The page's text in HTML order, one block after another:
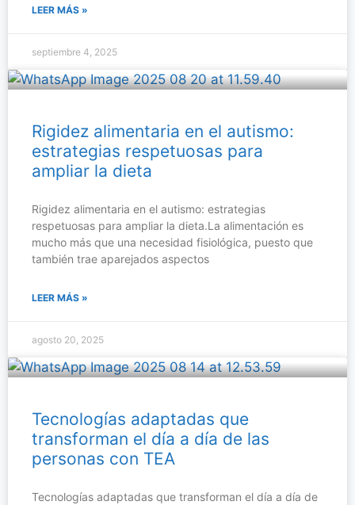
LEER MÁS »
septiembre 4, 2025
Rigidez alimentaria en el autismo:
estrategias respetuosas para
ampliar la dieta
Rigidez alimentaria en el autismo: estrategias
respetuosas para ampliar la dieta.La alimentación es
mucho más que una necesidad fisiológica, puesto que
también trae aparejados aspectos
LEER MÁS »
agosto 20, 2025
Tecnologías adaptadas que
transforman el día a día de las
personas con TEA
Tecnologías adaptadas que transforman el día a día de